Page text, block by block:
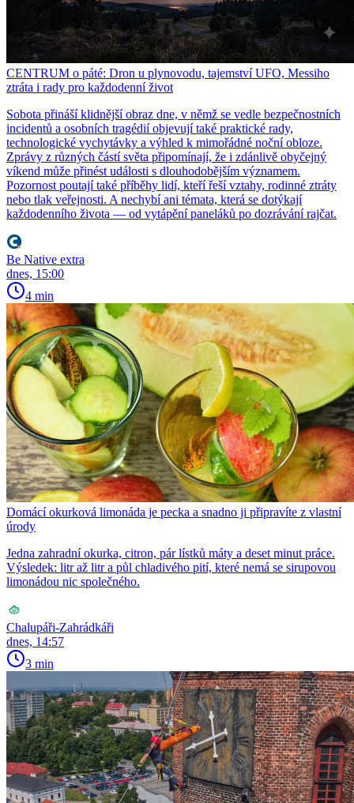
CENTRUM o páté: Dron u plynovodu, tajemství UFO, Messiho
ztráta i rady pro každodenní život
Sobota přináší klidnější obraz dne, v němž se vedle bezpečnostních
incidentů a osobních tragédií objevují také praktické rady,
technologické vychytávky a výhled k mimořádné noční obloze.
Zprávy z různých částí světa připomínají, že i zdánlivě obyčejný
víkend může přinést události s dlouhodobějším významem.
Pozornost poutají také příběhy lidí, kteří řeší vztahy, rodinné ztráty
nebo tlak veřejnosti. A nechybí ani témata, která se dotýkají
každodenního života — od vytápění paneláků po dozrávání rajčat.
Be Native extra
dnes, 15:00
4 min
Domácí okurková limonáda je pecka a snadno ji připravíte z vlastní
úrody
Jedna zahradní okurka, citron, pár lístků máty a deset minut práce.
Výsledek: litr až litr a půl chladivého pití, které nemá se sirupovou
limonádou nic společného.
Chalupáři-Zahrádkáři
dnes, 14:57
3 min